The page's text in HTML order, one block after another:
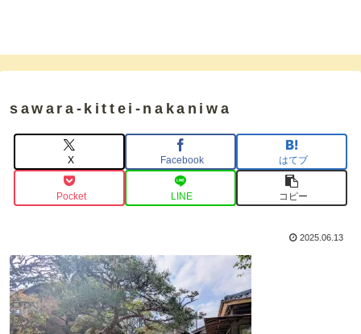
sawara-kittei-nakaniwa
X Facebook はてブ
Pocket LINE コピー
2025.06.13